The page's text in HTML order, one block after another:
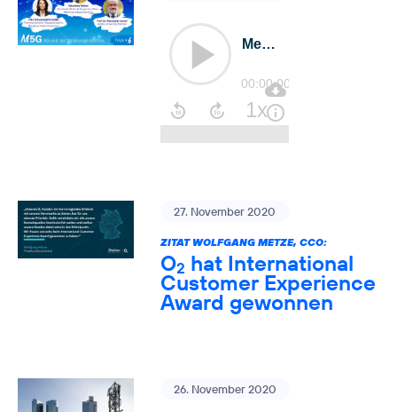
27. November 2020
ZITAT WOLFGANG METZE, CCO:
O2 hat International
Customer Experience
Award gewonnen
26. November 2020